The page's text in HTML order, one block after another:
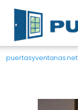
puertasyventanas.net